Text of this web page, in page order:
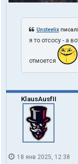
Unsteelix
я то отсосу - а
отмоется
KlausAusfII
18 янв 2025, 12:38